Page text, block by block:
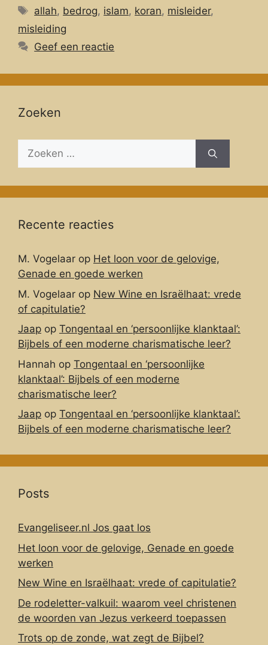
Tags
allah, bedrog, islam, koran, misleider,
misleiding
Geef een reactie
Zoeken
Zoeken
Recente reacties
M. Vogelaar op Het loon voor de gelovige,
Genade en goede werken
M. Vogelaar op New Wine en Israëlhaat: vrede
of capitulatie?
Jaap op Tongentaal en ‘persoonlijke klanktaal’:
Bijbels of een moderne charismatische leer?
Hannah op Tongentaal en ‘persoonlijke
klanktaal’: Bijbels of een moderne
charismatische leer?
Jaap op Tongentaal en ‘persoonlijke klanktaal’:
Bijbels of een moderne charismatische leer?
Posts
Evangeliseer.nl Jos gaat los
Het loon voor de gelovige, Genade en goede
werken
New Wine en Israëlhaat: vrede of capitulatie?
De rodeletter-valkuil: waarom veel christenen
de woorden van Jezus verkeerd toepassen
Trots op de zonde, wat zegt de Bijbel?